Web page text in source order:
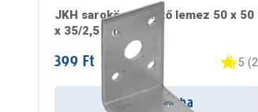
JKH sarokösszekötő lemez 50 x 50
x 35/2,5 mm
399 Ft / darab 5 (2
Kosárba